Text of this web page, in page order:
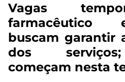
Vagas
farmacêutico
buscam garantir
dos
começam nesta